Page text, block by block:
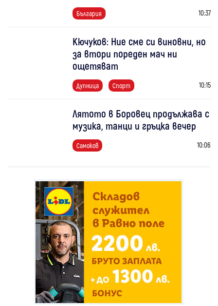
България 10:37
Кючуков: Ние сме си виновни, но
за втори пореден мач ни
ощетяват
Дупница Спорт 10:15
Лятото в Боровец продължава с
музика, танци и гръцка вечер
Самоков 10:06